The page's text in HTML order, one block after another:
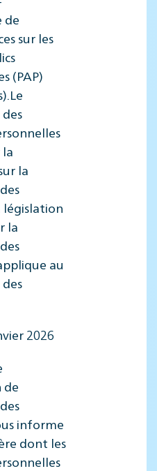
de
sur les
(PAP)
la
législation
la
au
2026
de
informe
dont les